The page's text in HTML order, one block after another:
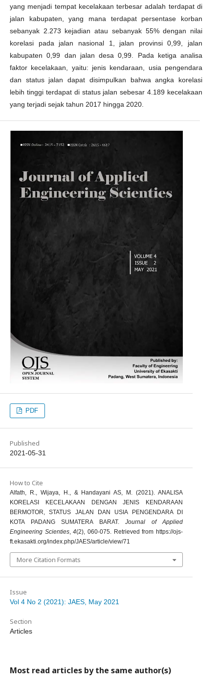
yang menjadi tempat kecelakaan terbesar adalah terdapat di
jalan kabupaten, yang mana terdapat persentase korban
sebanyak 2.273 kejadian atau sebanyak 55% dengan nilai
korelasi pada jalan nasional 1, jalan provinsi 0,99, jalan
kabupaten 0,99 dan jalan desa 0,99. Pada ketiga analisa
faktor kecelakaan, yaitu: jenis kendaraan, usia pengendara
dan status jalan dapat disimpulkan bahwa angka korelasi
lebih tinggi terdapat di status jalan sebesar 4.189 kecelakaan
yang terjadi sejak tahun 2017 hingga 2020.
PDF
Published
2021-05-31
How to Cite
Alfath, R., Wijaya, H., & Handayani AS, M. (2021). ANALISA
KORELASI KECELAKAAN DENGAN JENIS KENDARAAN
BERMOTOR, STATUS JALAN DAN USIA PENGENDARA DI
KOTA PADANG SUMATERA BARAT. Journal of Applied
Engineering Scienties,4(2), 060-075. Retrieved from https://ojs-
ft.ekasakti.org/index.php/JAES/article/view/71
More Citation Formats
Issue
Vol 4 No 2 (2021): JAES, May 2021
Section
Articles
Most read articles by the same author(s)